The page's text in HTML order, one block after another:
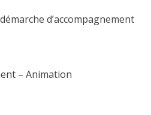
d’accompagnement
– Animation